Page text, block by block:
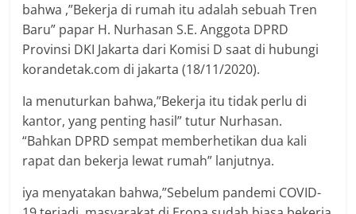
bahwa ,”Bekerja di rumah itu adalah sebuah Tren
Baru” papar H. Nurhasan S.E. Anggota DPRD
Provinsi DKI Jakarta dari Komisi D saat di hubungi
korandetak.com di jakarta (18/11/2020).
Ia menuturkan bahwa,”Bekerja itu tidak perlu di
kantor, yang penting hasil” tutur Nurhasan.
“Bahkan DPRD sempat memberhetikan dua kali
rapat dan bekerja lewat rumah” lanjutnya.
iya menyatakan bahwa,”Sebelum pandemi COVID-